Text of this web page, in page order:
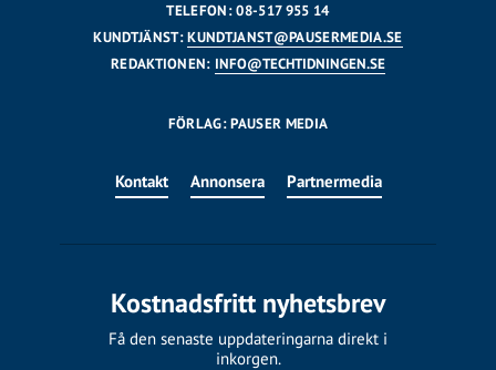
TELEFON: 08-517 955 14
KUNDTJÄNST:KUNDTJANST@PAUSERMEDIA.SE
REDAKTIONEN: INFO@TECHTIDNINGEN.SE
FÖRLAG: PAUSER MEDIA
Kontakt Annonsera Partnermedia
Kostnadsfritt nyhetsbrev
Få den senaste uppdateringarna direkt i
inkorgen.